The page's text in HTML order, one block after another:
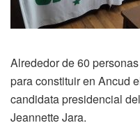
Alrededor de 60
para constituir en Ancud
candidata presidencial
Jeannette Jara.